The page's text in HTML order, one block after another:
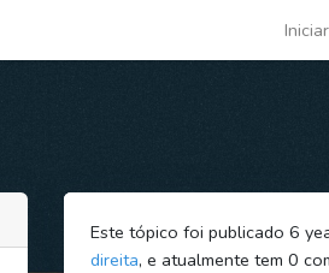
Este tópico foi publicado 6
direita, e atualmente tem 0